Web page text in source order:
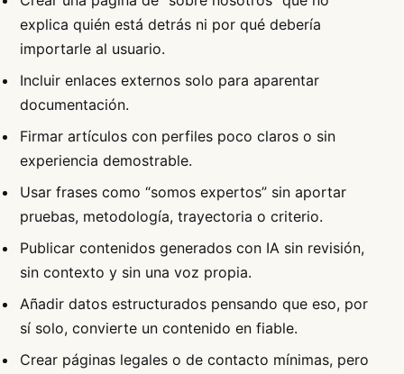
explica quién está detrás ni por qué debería
importarle al usuario.
Incluir enlaces externos solo para aparentar
documentación.
Firmar artículos con perfiles poco claros o sin
experiencia demostrable.
Usar frases como “somos expertos” sin aportar
pruebas, metodología, trayectoria o criterio.
Publicar contenidos generados con IA sin revisión,
sin contexto y sin una voz propia.
Añadir datos estructurados pensando que eso, por
sí solo, convierte un contenido en fiable.
Crear páginas legales o de contacto mínimas, pero